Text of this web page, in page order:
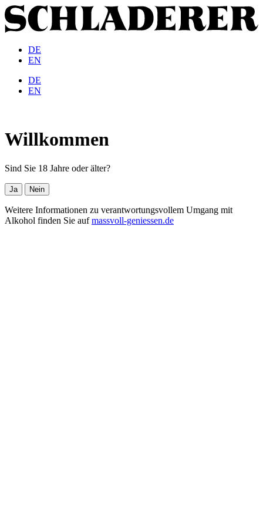
DE
EN
DE
EN
Willkommen
Sind Sie 18 Jahre oder älter?
Ja Nein
Weitere Informationen zu verantwortungsvollem Umgang mit
Alkohol finden Sie aufmassvoll-geniessen.de